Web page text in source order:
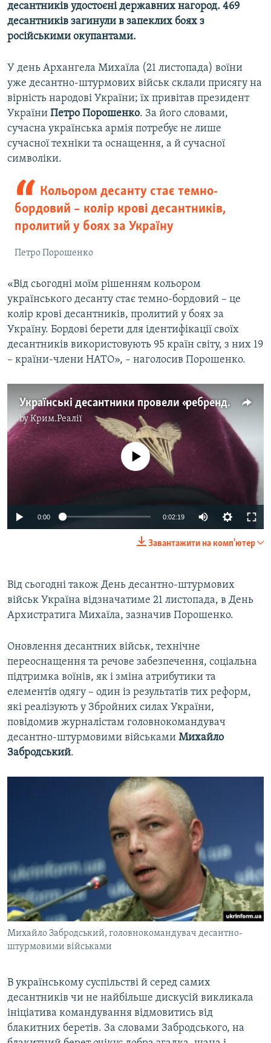
десантників удостоєні державних нагород. 469
десантників загинули в запеклих боях з
російськими окупантами.
У день Архангела Михаїла (21 листопада) воїни
уже десантно-штурмових військ склали присягу на
вірність народові України; їх привітав президент
України Петро Порошенко. За його словами,
сучасна українська армія потребує не лише
сучасної техніки та оснащення, а й сучасної
символіки.
Кольором десанту стає темно-
бордовий – колір крові десантників,
пролитий у боях за Україну
Петро Порошенко
«Від сьогодні моїм рішенням кольором
українського десанту стає темно-бордовий – це
колір крові десантників, пролитий у боях за
Україну. Бордові берети для ідентифікації своїх
десантників використовують 95 країн світу, з них 19
– країни-члени НАТО», – наголосив Порошенко.
Українські десантники провели «ребрендинг» (відео)
byКрим.Реалії
No media source currently available
0:00 0:02:19
Завантажити на комп'ютер
Від сьогодні також День десантно-штурмових
військ Україна відзначатиме 21 листопада, в День
Архистратига Михаїла, зазначив Порошенко.
Оновлення десантних військ, технічне
переоснащення та речове забезпечення, соціальна
підтримка воїнів, як і зміна атрибутики та
елементів одягу – один із результатів тих реформ,
які реалізують у Збройних силах України,
повідомив журналістам головнокомандувач
десантно-штурмовими військами Михайло
Забродський.
Михайло Забродський, головнокомандувач десантно-
штурмовими військами
В українському суспільстві й серед самих
десантників чи не найбільше дискусій викликала
ініціатива командування відмовитись від
блакитних беретів. За словами Забродського, на